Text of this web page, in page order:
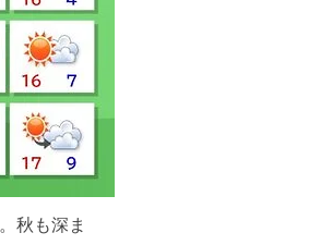
秋も深ま